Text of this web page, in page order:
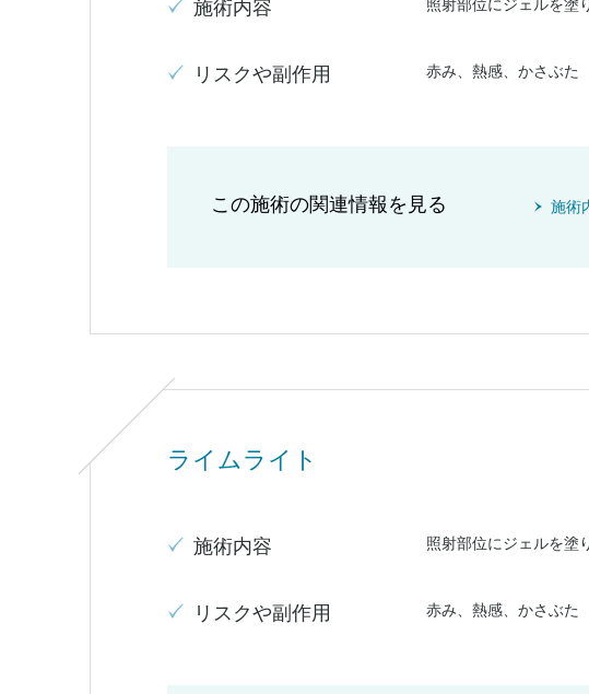
施術内容 照射部位にジェルを塗
リスクや副作用 赤み、熱感、かさぶた
この施術の関連情報を見る 施術
ライムライト
施術内容 照射部位にジェルを塗
リスクや副作用 赤み、熱感、かさぶた